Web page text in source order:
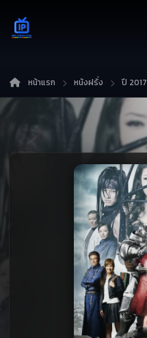
หน้าแรก หนังฝรั่ง ปี 2017